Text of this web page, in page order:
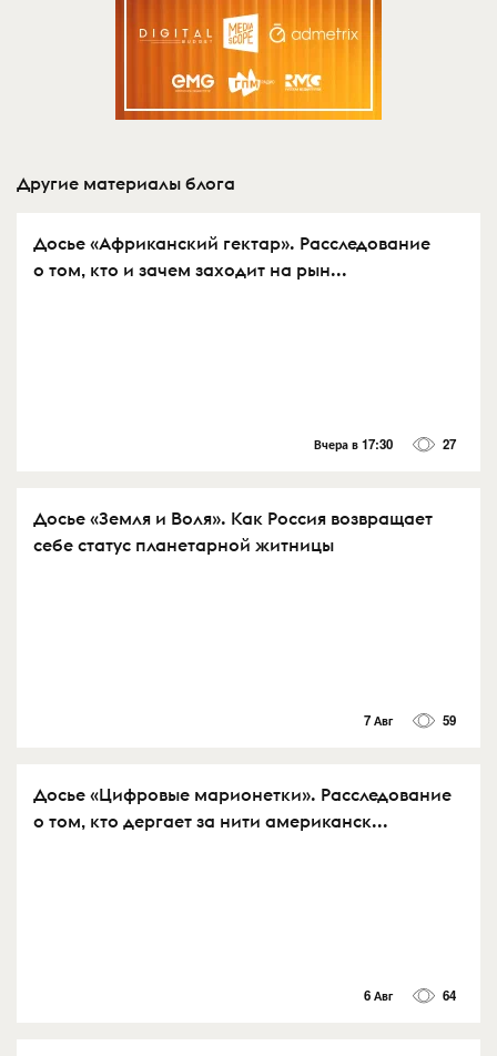
Другие материалы блога
Досье «Африканский гектар». Расследование
о том, кто и зачем заходит на рын...
Вчера в 17:30 27
Досье «Земля и Воля». Как Россия возвращает
себе статус планетарной житницы
7 Авг 59
Досье «Цифровые марионетки». Расследование
о том, кто дергает за нити американск...
6 Авг 64